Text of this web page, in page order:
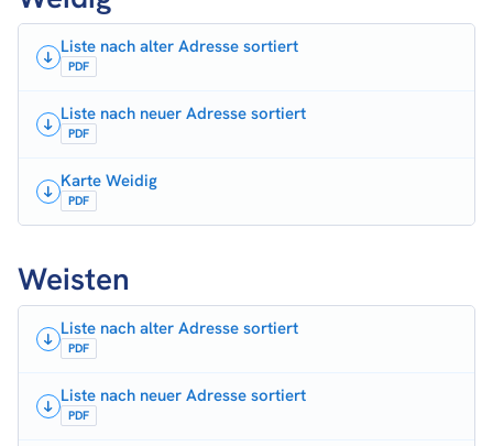
Liste nach alter Adresse sortiert
PDF
Liste nach neuer Adresse sortiert
PDF
Karte Weidig
PDF
Weisten
Liste nach alter Adresse sortiert
PDF
Liste nach neuer Adresse sortiert
PDF